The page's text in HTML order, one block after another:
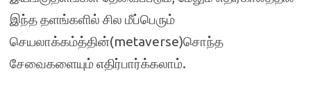
இந்த தளங்களில் சில மீப்பெரும்
செயலாக்கம்த்தின்(metaverse)சொந்த
சேவைகளையும் எதிர்பார்க்கலாம்.